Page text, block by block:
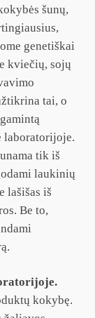
šunų,
genetiškai
kviečių, sojų
tai, o
laboratorijoje.
tik iš
laukinių
lašišas iš
Be to,
kokybę.